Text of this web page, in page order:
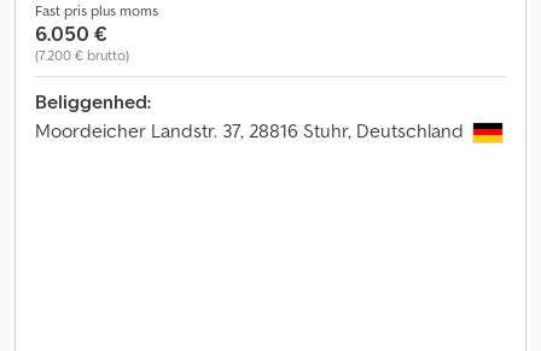
Fast pris plus moms
6.050 €
(7.200 € brutto)
Beliggenhed:
Moordeicher Landstr. 37, 28816 Stuhr, Deutschland